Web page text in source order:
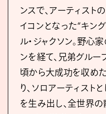
ンスで、アーティスト
イコンとなった“キング
ル・ジャクソン。野心
ンを経て、兄弟グルー
頃から大成功を収め
り、ソロアーティスト
を生み出し、全世界の